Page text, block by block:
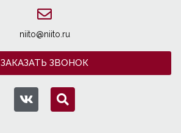
niito@niito.ru
ЗАКАЗАТЬ ЗВОНОК